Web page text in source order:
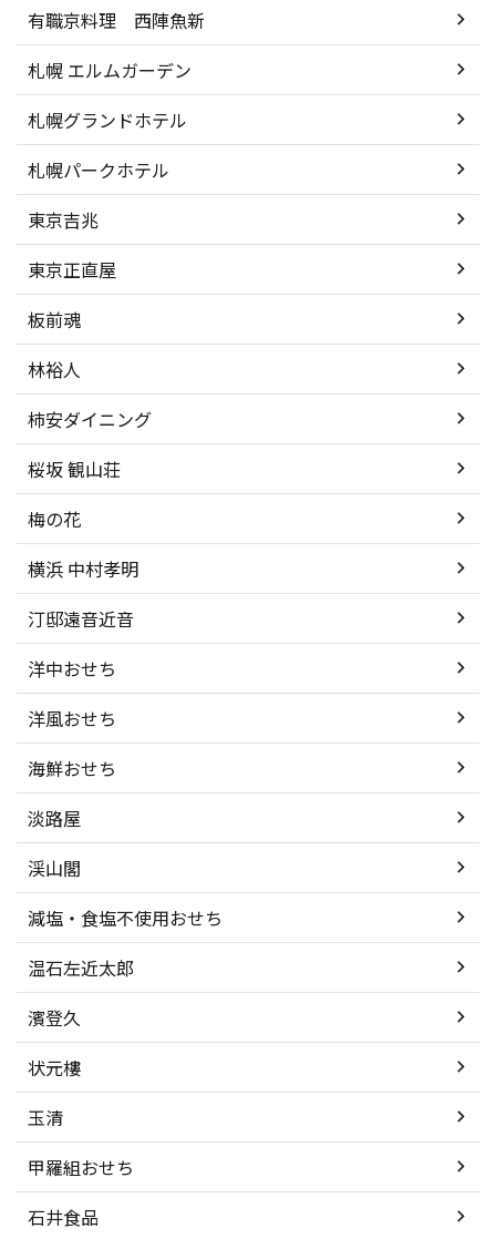
有職京料理 西陣魚新
札幌 エルムガーデン
札幌グランドホテル
札幌パークホテル
東京吉兆
東京正直屋
板前魂
林裕人
柿安ダイニング
桜坂 観山荘
梅の花
横浜 中村孝明
汀邸遠音近音
洋中おせち
洋風おせち
海鮮おせち
淡路屋
渓山閣
減塩・食塩不使用おせち
温石左近太郎
濱登久
状元樓
玉清
甲羅組おせち
石井食品